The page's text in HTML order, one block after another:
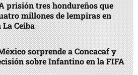
prisión tres hondureños que
millones de lempiras en
Ceiba
sorprende a Concacaf y
sobre Infantino en la FIFA